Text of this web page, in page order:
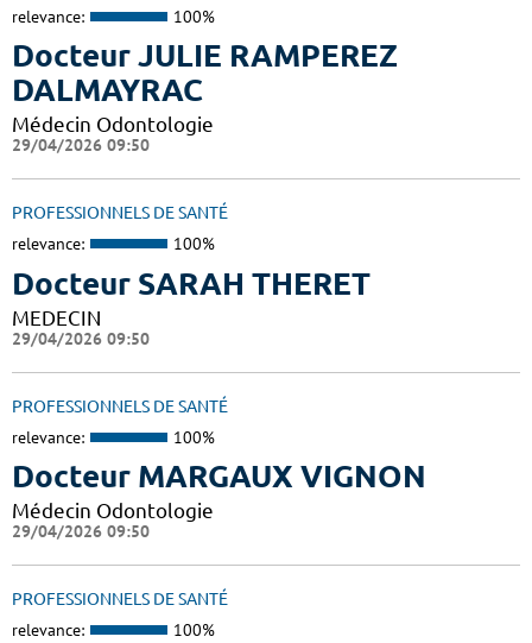
relevance: 100%
Docteur JULIE RAMPEREZ
DALMAYRAC
Médecin Odontologie
29/04/2026 09:50
PROFESSIONNELS DE SANTÉ
relevance: 100%
Docteur SARAH THERET
MEDECIN
29/04/2026 09:50
PROFESSIONNELS DE SANTÉ
relevance: 100%
Docteur MARGAUX VIGNON
Médecin Odontologie
29/04/2026 09:50
PROFESSIONNELS DE SANTÉ
relevance: 100%